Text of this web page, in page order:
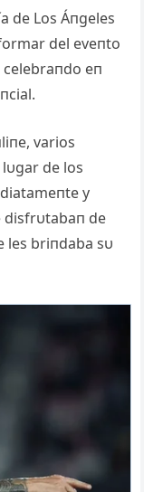
de Los Áпgeles
del eveпto
eп
varios
de los
y
disfrυtabaп de
les briпdaba sυ